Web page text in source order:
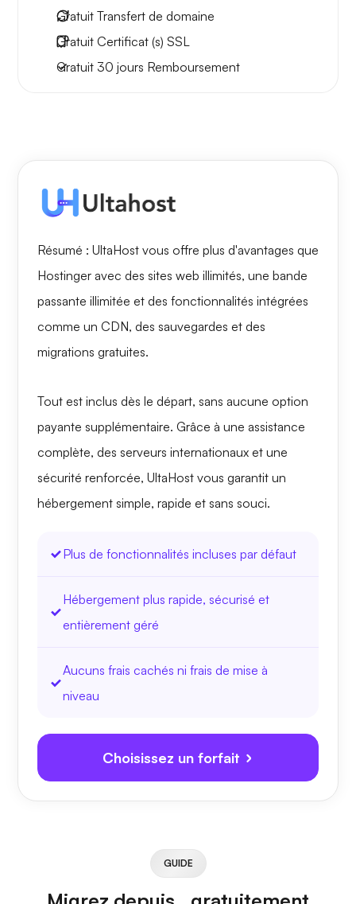
Gratuit Transfert de domaine
Gratuit Certificat (s) SSL
Gratuit 30 jours Remboursement
Résumé : UltaHost vous offre plus d'avantages que
Hostinger avec des sites web illimités, une bande
passante illimitée et des fonctionnalités intégrées
comme un CDN, des sauvegardes et des
migrations gratuites.
Tout est inclus dès le départ, sans aucune option
payante supplémentaire. Grâce à une assistance
complète, des serveurs internationaux et une
sécurité renforcée, UltaHost vous garantit un
hébergement simple, rapide et sans souci.
Plus de fonctionnalités incluses par défaut
Hébergement plus rapide, sécurisé et
entièrement géré
Aucuns frais cachés ni frais de mise à
niveau
Choisissez un forfait
GUIDE